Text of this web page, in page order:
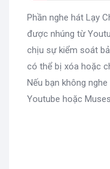
Phần nghe hát Lạy
được nhúng từ
chịu sự kiểm soát
có thể bị xóa hoặc
Nếu bạn không
Youtube hoặc